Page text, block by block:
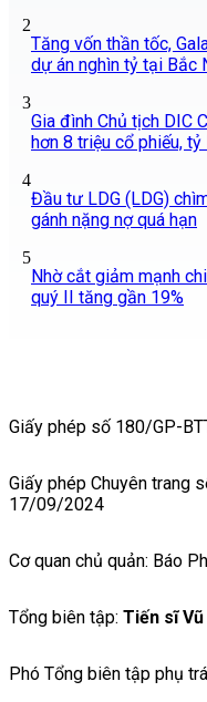
2
Tăng vốn thần tốc,
dự án nghìn tỷ tại Bắc
3
Gia đình Chủ tịch DIC
hơn 8 triệu cổ phiếu,
4
Đầu tư LDG (LDG)
gánh nặng nợ quá hạn
5
Nhờ cắt giảm mạnh
quý II tăng gần 19%
Giấy phép số 180/GP-
Giấy phép Chuyên trang
17/09/2024
Cơ quan chủ quản: Báo
Tổng biên tập: Tiến sĩ
Phó Tổng biên tập phụ